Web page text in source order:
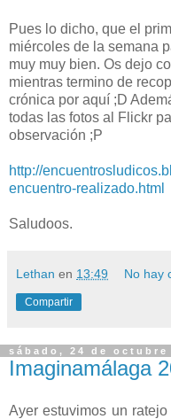
Pues lo dicho, que el
miércoles de la semana
muy muy bien. Os dejo
mientras termino de
crónica por aquí ;D
todas las fotos al Flickr
observación ;P
http://
encuentro-realizado.html
Saludoos.
Lethan en 13:49 No hay
Compartir
sábado, 24 de octubre
Imaginamálaga
Ayer estuvimos un